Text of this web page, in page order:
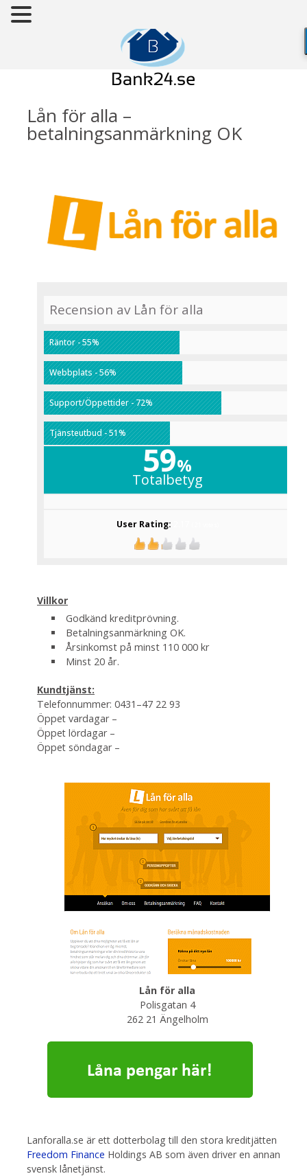
Lån för alla –
betalningsanmärkning OK
Recension av Lån för alla
Räntor - 55%
Webbplats - 56%
Support/Öppettider - 72%
Tjänsteutbud - 51%
59%
Totalbetyg
User Rating:
Villkor
Godkänd kreditprövning.
Betalningsanmärkning OK.
Årsinkomst på minst 110 000 kr
Minst 20 år.
Kundtjänst:
Telefonnummer: 0431–47 22 93
Öppet vardagar –
Öppet lördagar –
Öppet söndagar –
Lån för alla
Polisgatan 4
262 21 Ängelholm
Lanforalla.se är ett dotterbolag till den stora kreditjätten
Freedom Finance Holdings AB som även driver en annan
svensk lånetjänst.